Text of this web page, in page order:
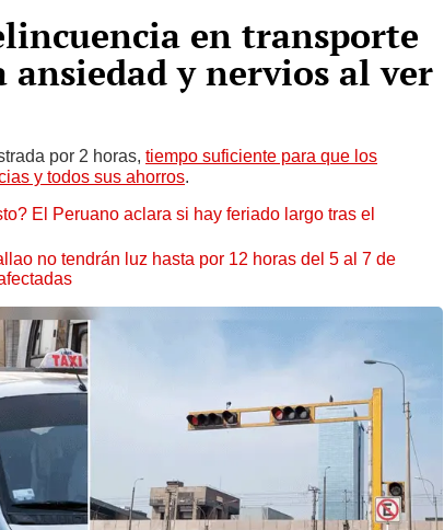
en transporte
y nervios al ver
por 2 horas, tiempo suficiente para que los
y todos sus ahorros.
El Peruano aclara si hay feriado largo tras el
no tendrán luz hasta por 12 horas del 5 al 7 de